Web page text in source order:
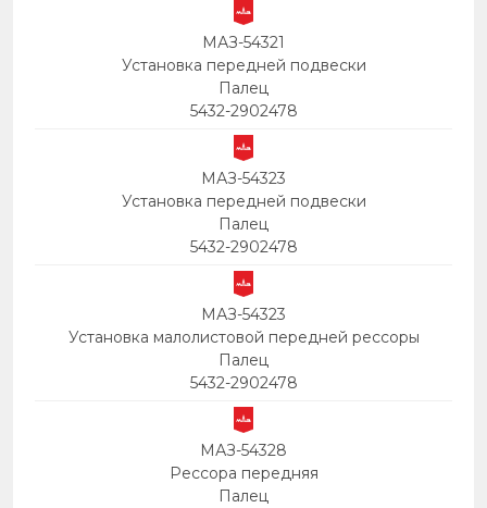
МАЗ-54321
Установка передней подвески
Палец
5432-2902478
МАЗ-54323
Установка передней подвески
Палец
5432-2902478
МАЗ-54323
Установка малолистовой передней рессоры
Палец
5432-2902478
МАЗ-54328
Рессора передняя
Палец